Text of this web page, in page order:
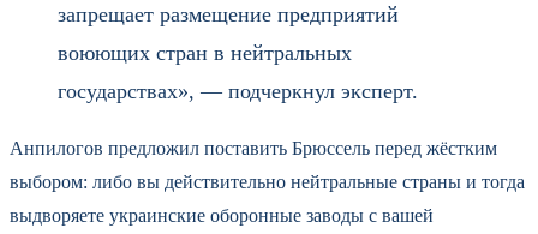
запрещает размещение предприятий
воюющих стран в нейтральных
государствах», — подчеркнул эксперт.
Анпилогов предложил поставить Брюссель перед жёстким
выбором: либо вы действительно нейтральные страны и тогда
выдворяете украинские оборонные заводы с вашей